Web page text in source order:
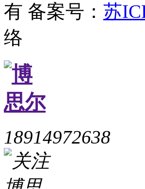
有 备案号： 苏
络
18914972638